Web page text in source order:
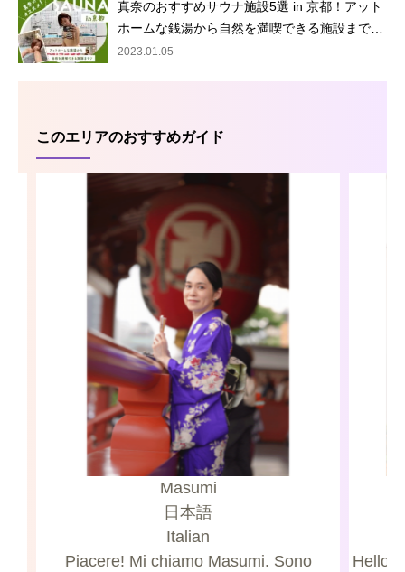
真奈のおすすめサウナ施設5選 in 京都！アット
ホームな銭湯から自然を満喫できる施設まで…
2023.01.05
このエリアのおすすめガイド
Masumi
日本語
Italian
Piacere! Mi chiamo Masumi. Sono
Hello,